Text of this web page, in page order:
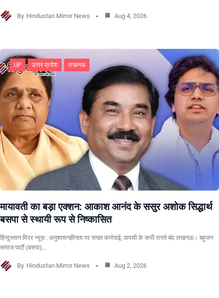
By Hindustan Mirror News Aug 4, 2026
UP उत्तर प्रदेश लखनऊ
मायावती का बड़ा एक्शन: आकाश आनंद के ससुर अशोक सिद्धार्थ
बसपा से स्थायी रूप से निष्कासित
हिन्दुस्तान मिरर न्यूज़ : अनुशासनहीनता पर सख्त कार्रवाई, वापसी के सभी रास्ते बंद लखनऊ। बहुजन
समाज पार्टी (बसपा)…
By Hindustan Mirror News Aug 2, 2026